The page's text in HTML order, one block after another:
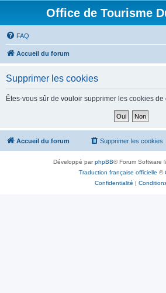
Office de Tourisme
FAQ
Accueil du forum
Supprimer les cookies
Êtes-vous sûr de vouloir supprimer les cookies de
Accueil du forum Supprimer les cookies
Développé parphpBB® Forum Software
Traduction française officielle ©
Confidentialité |